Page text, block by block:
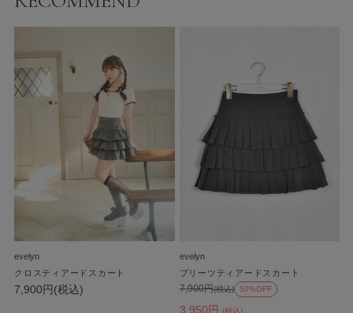
evelyn
クロスティアードスカート
7,900円(税込)
evelyn
プリーツティアードスカート
3,950円 (税込)
7,900円(税込) 50%OFF